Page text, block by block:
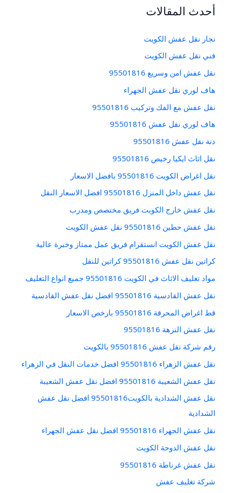
ث
عأحدث المقالات
نجار نقل عفش الكويت
فني نقل عفش الكويت
نقل عفش امن وسريع 95501816
هاف لوري نقل عفش الجهراء
نقل عفش مع الفك وتركيب 95501816
هاف لوري نقل عفش 95501816
دنة نقل عفش 95501816
نقل اثاث ايكيا رخيص 95501816
نقل اغراض الكويت 95501816 بافضل الاسعار
نقل عفش داخل المنزل 95501816 افضل الاسعار النقل
نقل عفش خارج الكويت فريق مختصص ومدرب
نقل عفش حطين 95501816 نقل عفش الكويت
نقل عفش الكويت انستقرام فريق عمل ممتاز وخبرة عالية
كراتين نقل عفش 95501816 كراتين للنقل
مواد تغليف الاثاث في الكويت 95501816 جميع انواع التغليف
نقل عفش القادسية 95501816 افضل نقل عفش القادسية
قط اغراض المحرقة 95501816 بارخص الاسعار
نقل عفش النزهة 95501816
رقم شركة نقل عفش 95501816 بالكويت
نقل عفش الزهراء 95501816 افضل خدمات النقل في الزهراء
نقل عفش الشعيبة 95501816 افضل نقل عفش الشعيبة
نقل عفش الشدادية بالكويت95501816 افضل نقل عفش
الشدادية
نقل عفش الجهراء 95501816 افضل نقل عفش الجهراء
نقل عفش الدوحة الكويت
نقل عفش غرناطة 95501816
شركة تغليف عفش